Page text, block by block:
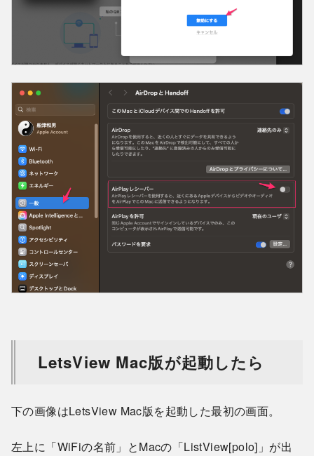
LetsView Mac版が起動したら
下の画像はLetsView Mac版を起動した最初の画面。
左上に「WiFiの名前」とMacの「ListView[polo]」が出